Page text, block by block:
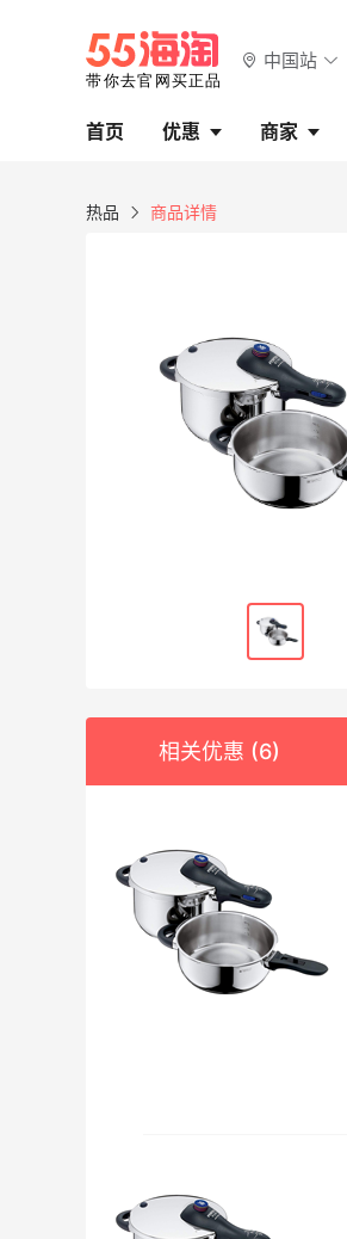
中国站
首页 优惠 商家
热品 商品详情
相关优惠 (6)